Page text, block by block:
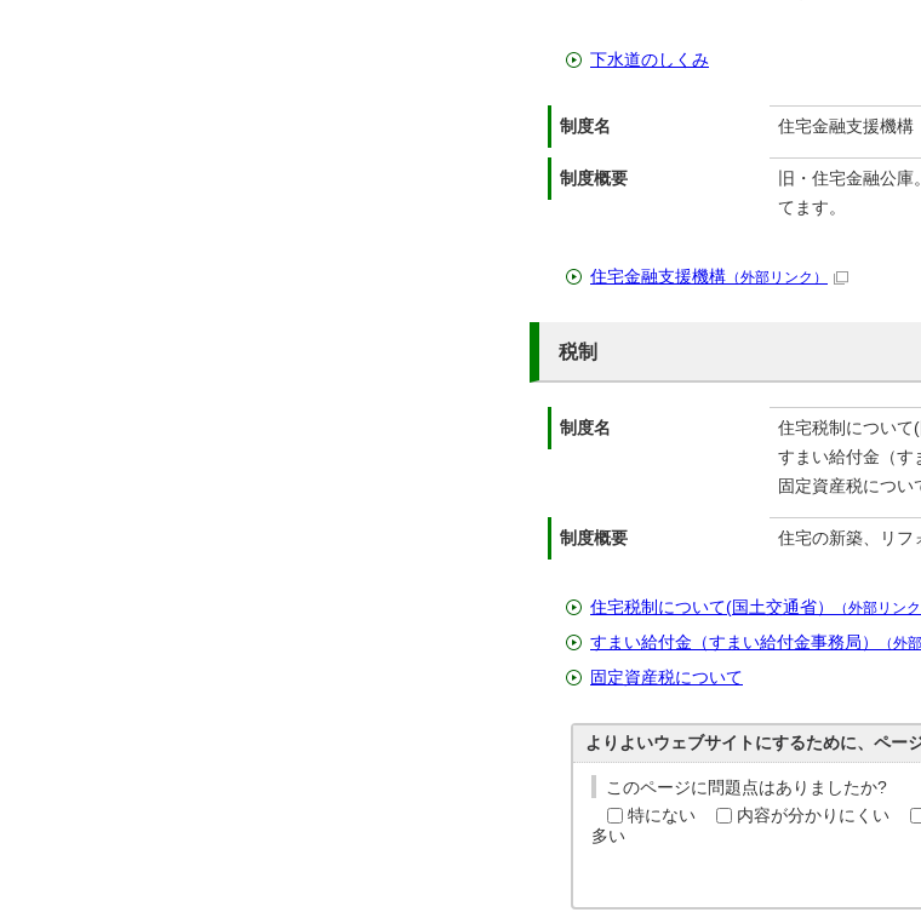
下水道のしくみ
制度名 住宅金融支援機構
制度概要
旧・住宅金融公
てます。
住宅金融支援機構 （外部リンク）
税制
制度名
住宅税制について(
すまい給付金（す
固定資産税につい
制度概要 住宅の新築、リフ
住宅税制について(国土交通省） （外部リンク
すまい給付金（すまい給付金事務局） （外
固定資産税について
よりよいウェブサイトにするために、ペー
このページに問題点はありましたか?
特にない
内容が分かりにくい
多い